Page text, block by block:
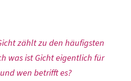
zählt zu den häufigsten
was ist Gicht eigentlich für
wen betrifft es?